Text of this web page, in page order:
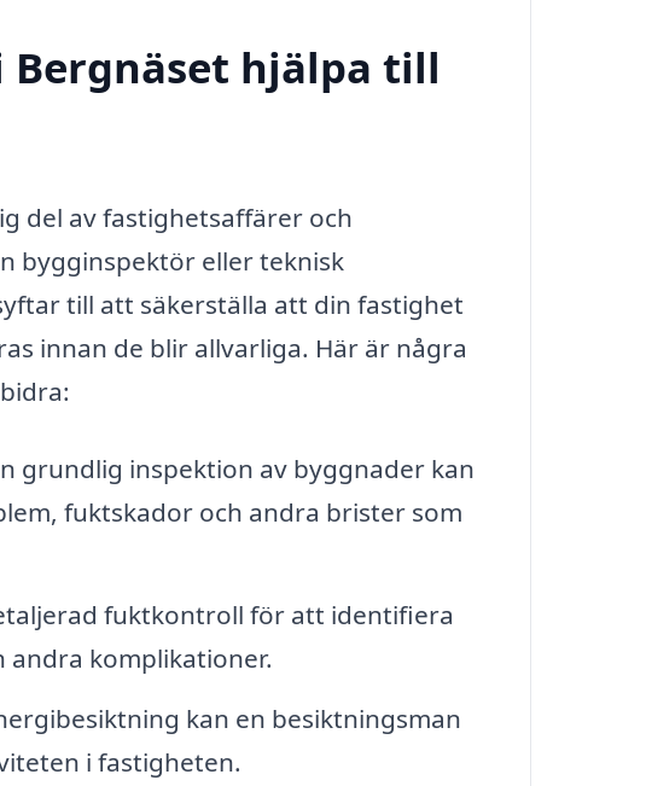
Bergnäset hjälpa till
del av fastighetsaffärer och
bygginspektör eller teknisk
till att säkerställa att din fastighet
innan de blir allvarliga. Här är några
grundlig inspektion av byggnader kan
fuktskador och andra brister som
fuktkontroll för att identifiera
andra komplikationer.
kan en besiktningsman
i fastigheten.